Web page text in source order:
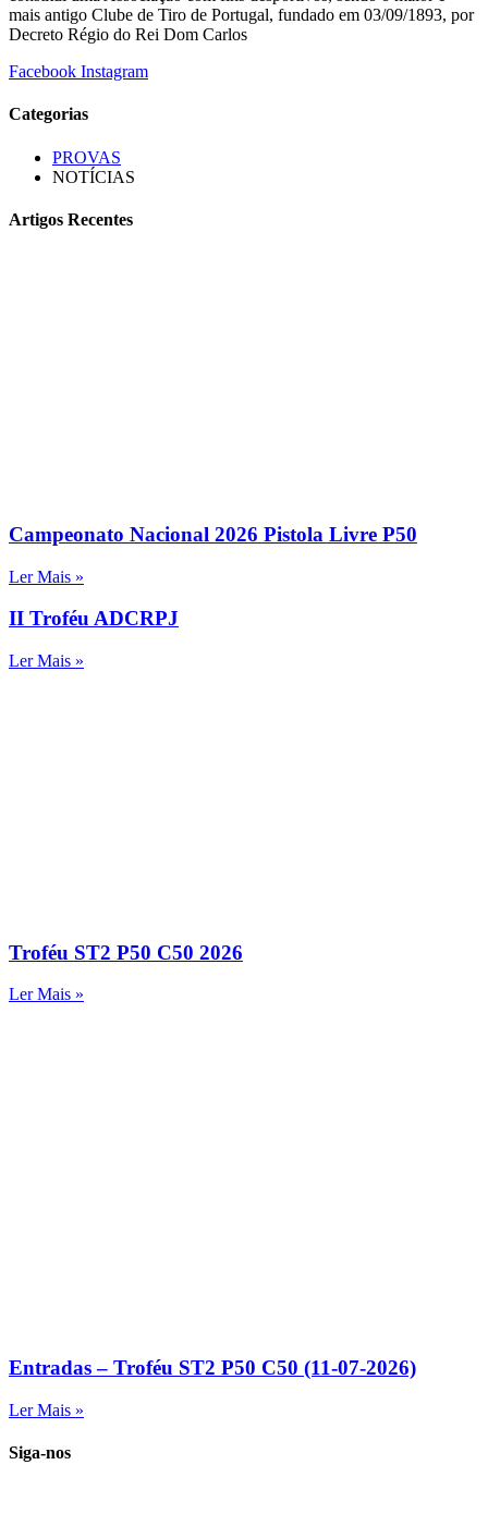
mais antigo Clube de Tiro de Portugal, fundado em 03/09/1893, por
Decreto Régio do Rei Dom Carlos
Facebook Instagram
Categorias
PROVAS
NOTÍCIAS
Artigos Recentes
Campeonato Nacional 2026 Pistola Livre P50
Ler Mais »
II Troféu ADCRPJ
Ler Mais »
Troféu ST2 P50 C50 2026
Ler Mais »
Entradas – Troféu ST2 P50 C50 (11-07-2026)
Ler Mais »
Siga-nos